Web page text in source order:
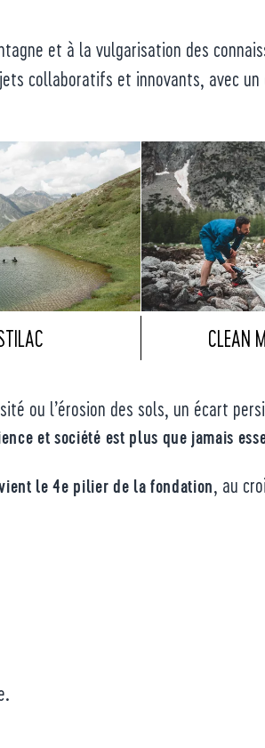
et à la vulgarisation des
collaboratifs et innovants, avec
CLEAN
ou l’érosion des sols, un écart
et société est plus que jamais
le 4e pilier de la fondation , au